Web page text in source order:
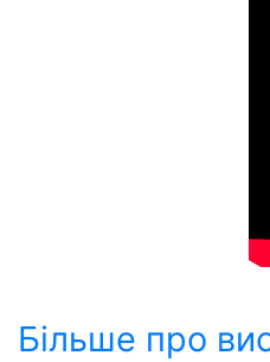
Більше про